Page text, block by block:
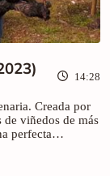
14:28
Creada por
de viñedos de más
perfecta